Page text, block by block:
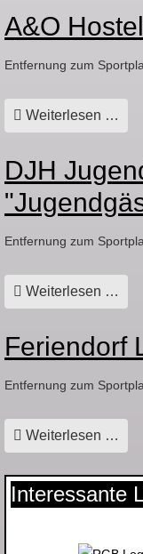
A&O
Entfernung zum
Weiterlesen …
DJH
Entfernung zum
Weiterlesen …
Feriendorf
Entfernung zum
Weiterlesen …
Interessante